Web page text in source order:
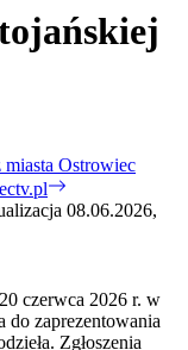
Ostrowiec
08.06.2026,
czerwca 2026 r. w
do zaprezentowania
Zgłoszenia